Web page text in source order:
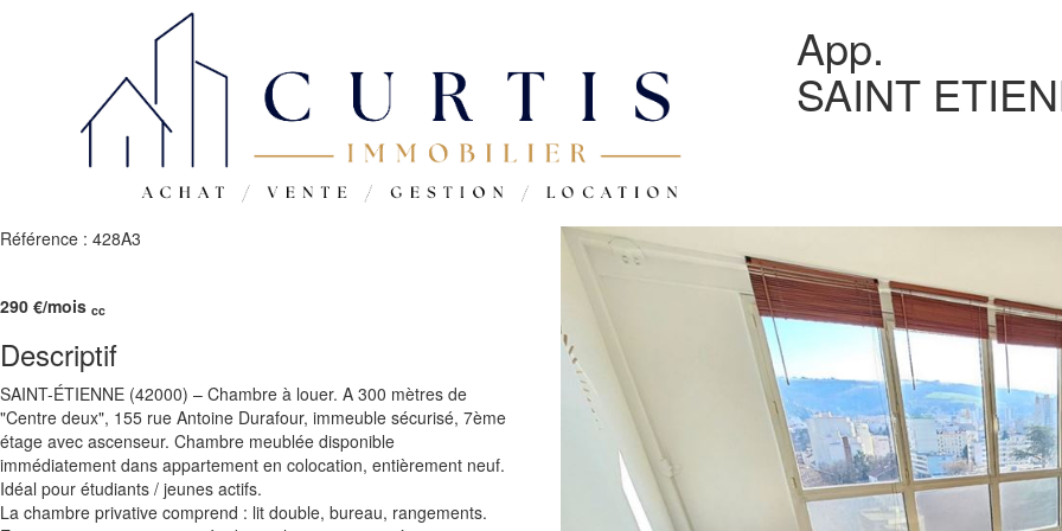
App.
SAINT
Référence : 428A3
290 €/mois cc
Descriptif
SAINT-ÉTIENNE (42000) – Chambre à louer. A 300 mètres de
"Centre deux", 155 rue Antoine Durafour, immeuble sécurisé, 7ème
étage avec ascenseur. Chambre meublée disponible
immédiatement dans appartement en colocation, entièrement neuf.
Idéal pour étudiants / jeunes actifs.
La chambre privative comprend : lit double, bureau, rangements.